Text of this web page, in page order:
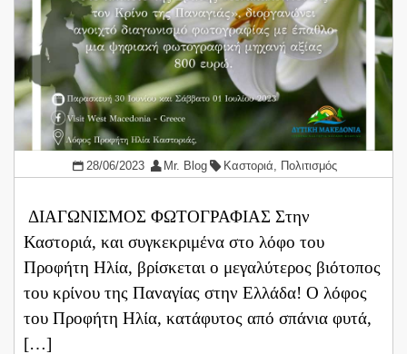
28/06/2023 Mr. Blog Καστοριά Πολιτισμός
ΔΙΑΓΩΝΙΣΜΟΣ ΦΩΤΟΓΡΑΦΙΑΣ Στην
Καστοριά, και συγκεκριμένα στο λόφο του
Προφήτη Ηλία, βρίσκεται ο μεγαλύτερος βιότοπος
του κρίνου της Παναγίας στην Ελλάδα! Ο λόφος
του Προφήτη Ηλία, κατάφυτος από σπάνια φυτά,
[…]